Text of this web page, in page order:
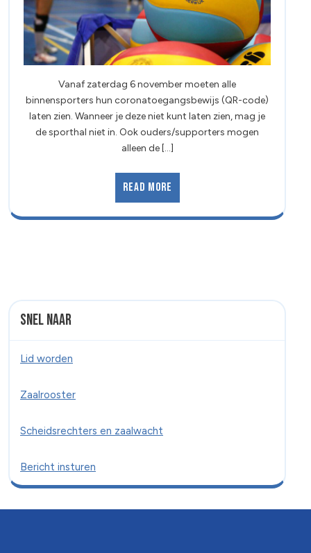
Vanaf zaterdag 6 november moeten alle
binnensporters hun coronatoegangsbewijs (QR-code)
laten zien. Wanneer je deze niet kunt laten zien, mag je
de sporthal niet in. Ook ouders/supporters mogen
alleen de [...]
Read More
Snel naar
Lid worden
Zaalrooster
Scheidsrechters en zaalwacht
Bericht insturen